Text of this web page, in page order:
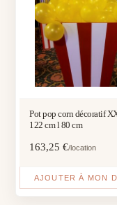
Pot pop corn décoratif XXL – H
122 cm l 80 cm
163,25€/location
AJOUTER À MON